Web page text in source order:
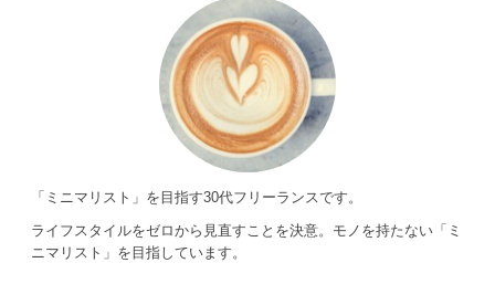
「ミニマリスト」を目指す30代フリーランスです。
ライフスタイルをゼロから見直すことを決意。モノを持たない「ミ
ニマリスト」を目指しています。